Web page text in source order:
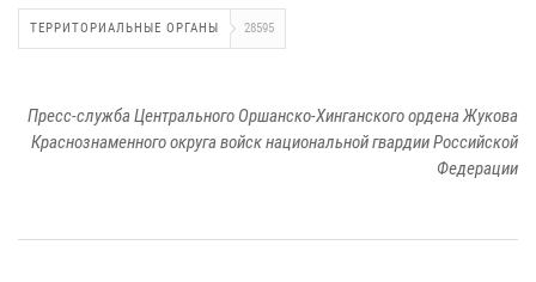
ТЕРРИТОРИАЛЬНЫЕ ОРГАНЫ 28595
Пресс-служба Центрального Оршанско-Хинганского ордена Жукова
Краснознаменного округа войск национальной гвардии Российской
Федерации